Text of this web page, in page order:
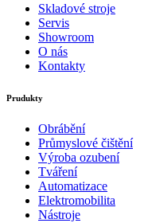
Skladové stroje
Servis
Showroom
O nás
Kontakty
Prudukty
Obrábění
Průmyslové čištění
Výroba ozubení
Tváření
Automatizace
Elektromobilita
Nástroje